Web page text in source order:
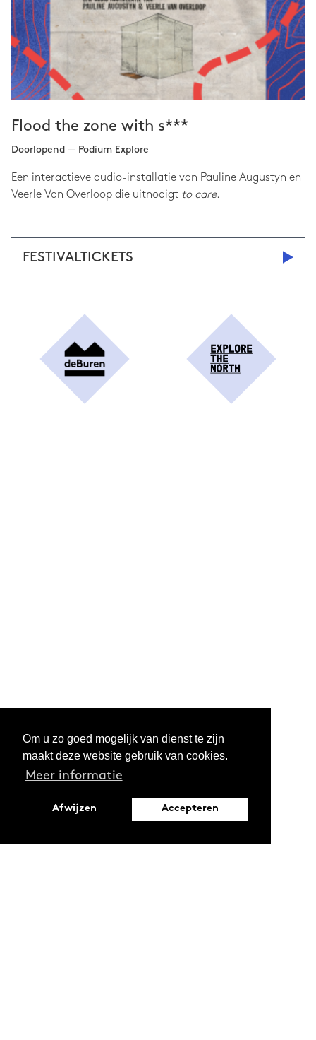
Om u zo goed mogelijk van dienst te zijn
maakt deze website gebruik van cookies.
Meer informatie
Afwijzen Accepteren
Flood the zone with s***
Doorlopend — Podium Explore
Een interactieve audio-installatie van Pauline Augustyn en
Veerle Van Overloop die uitnodigt to care.
FESTIVALTICKETS